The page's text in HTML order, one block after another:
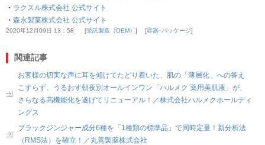
・ ラクスル株式会社 公式サイト
・ 森永製菓株式会社 公式サイト
2020年12月09日 13：58 受託製造（OEM） 容器･パッケージ
関連記事
お客様の切実な声に耳を傾けてたどり着いた、肌の「薄層化」への答え
こすらず、うるおす朝夜別オールインワン「ハルメク 薬用美肌液」が、
さらなる高機能化を遂げてリニューアル！／株式会社ハルメクホールディ
ングス
ブラックジンジャー成分6種を「1種類の標準品」で同時定量！新分析法
（RMS法）を確立！／丸善製薬株式会社